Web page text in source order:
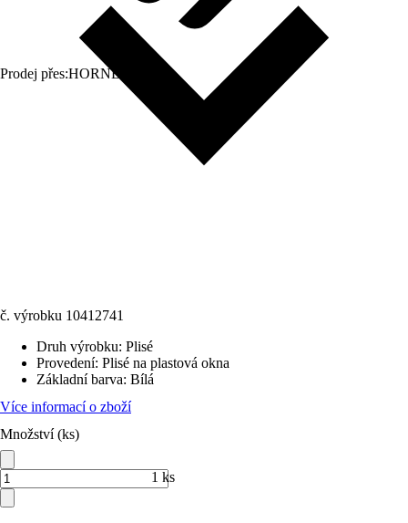
Prodej přes:HORNBACH
č. výrobku 10412741
Druh výrobku: Plisé
Provedení: Plisé na plastová okna
Základní barva: Bílá
Více informací o zboží
Množství (ks)
1 ks